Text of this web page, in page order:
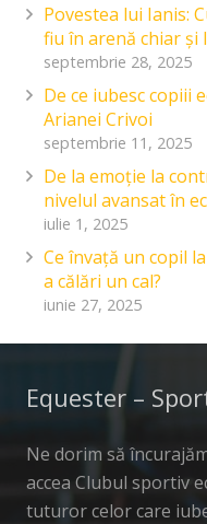
Povestea lui Ianis:
fiu în arenă chiar și
septembrie 28, 2025
De ce iubesc copiii
Arianei Crivoi
septembrie 11, 2025
De la emoție la
nivelul avansat în
iulie 1, 2025
Ce învață un copil
a călări un cal?
iunie 27, 2025
Equester –
Ne dorim să
accea Clubul sportiv
tuturor celor care